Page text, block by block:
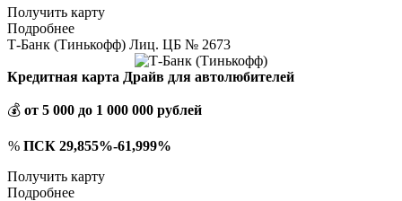
Получить карту
Подробнее
Т-Банк (Тинькофф) Лиц. ЦБ № 2673
Кредитная карта Драйв для автолюбителей
💰 от 5 000 до 1 000 000 рублей
% ПСК 29,855%-61,999%
Получить карту
Подробнее